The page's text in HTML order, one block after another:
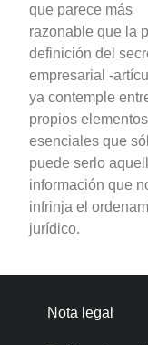
que parece más
razonable que la
definición del
empresarial -
ya contemple
propios elementos
esenciales que
puede serlo
información que
infrinja el
jurídico.
Nota legal